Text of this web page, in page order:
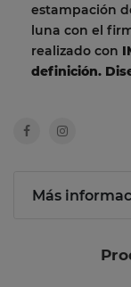
estampación
luna con el
realizado con
definición.
Más